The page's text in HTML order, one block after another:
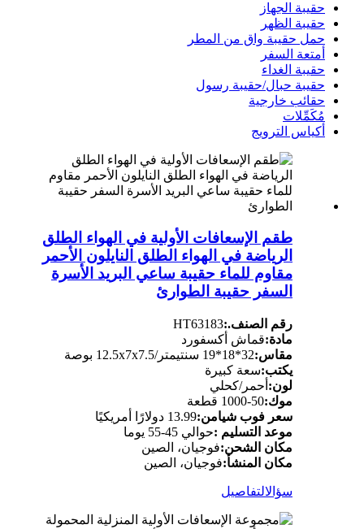
حقيبة الجهاز
حقيبة الظهر
حمل حقيبة واق من المطر
أمتعة السفر
حقيبة الغداء
حقيبة حبال/حقيبة رسول
حقائب خارجية
مُكَمِّلات
أكياس الترويج
طقم الإسعافات الأولية في الهواء الطلق
الرياضة في الهواء الطلق النايلون الأحمر
مقاوم للماء حقيبة ساعي البريد الأسرة
السفر حقيبة الطوارئ
رقم الصنف.:HT63183
مادة:قماش أكسفورد
مقاس:32*18*19 سنتيمتر/12.5x7x7.5 بوصة
يكتب:سعة كبيرة
لون: أحمر/كحلي
موك:50-1000 قطعة
سعر فوب شيامن:13.99 دولارًا أمريكيًا
موعد التسليم :حوالي 45-55 يوما
مكان الشحن:فوجيان، الصين
مكان المنشأ:فوجيان، الصين
سؤالالتفاصيل